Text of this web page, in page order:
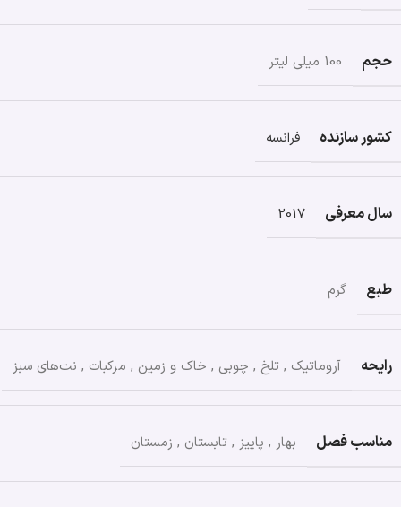
حجم 100 میلی لیتر
کشور سازنده فرانسه
سال معرفی 2017
طبع گرم
رایحه آروماتیک , تلخ , چوبی , خاک و زمین , مرکبات , نت‌های سبز
مناسب فصل بهار , پاییز , تابستان , زمستان